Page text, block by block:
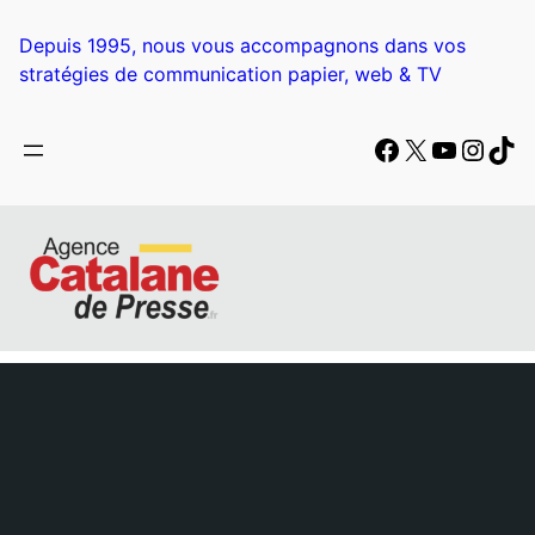
contenu
Depuis 1995, nous vous accompagnons dans vos
stratégies de communication papier, web & TV
Facebook
X